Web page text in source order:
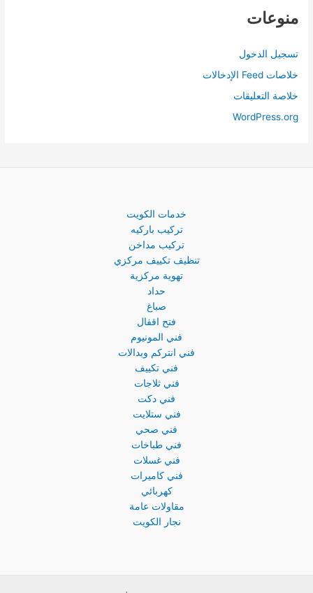
منوعات
تسجيل الدخول
خلاصات Feed الإدخالات
خلاصة التعليقات
WordPress.org
خدمات الكويت
تركيب باركيه
تركيب مداخن
تنظيف تكييف مركزي
تهوية مركزية
حداد
صباغ
فتح اقفال
فني المونيوم
فني انتركم وبدالات
فني تكييف
فني ثلاجات
فني دكت
فني ستلايت
فني صحي
فني طباخات
فني غسلات
فني كاميرات
كهربائي
مقاولات عامة
نجار الكويت